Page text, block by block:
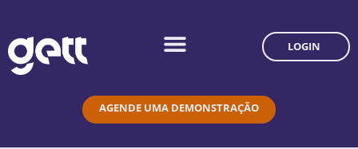
LOGIN
AGENDE UMA DEMONSTRAÇÃO